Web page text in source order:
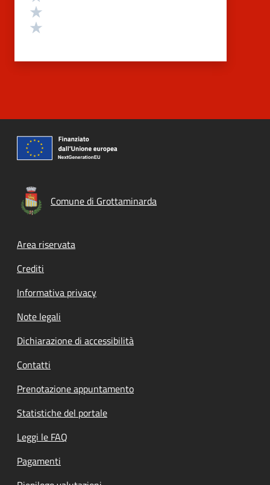
Comune di Grottaminarda
Footer menu
Area riservata
Crediti
Informativa privacy
Note legali
Dichiarazione di accessibilità
Contatti
Prenotazione appuntamento
Statistiche del portale
Leggi le FAQ
Pagamenti